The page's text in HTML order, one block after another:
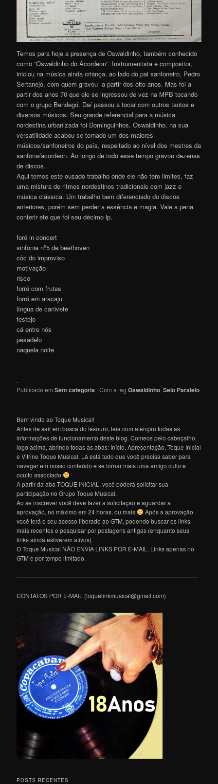
Temos para hoje a presença de Oswaldinho, também conhecido
como “Oswaldinho do Acordeon”. Instrumentista e compositor,
iniciou na música ainda criança, ao lado do pai sanfoneiro, Pedro
Sertanejo, com quem gravou a partir dos oito anos. Mas foi a
partir dos anos 70 que ele se ingressou de vez na MPB tocando
com o grupo Bendegó. Daí passou a tocar com outros tantos e
diversos músicos. Seu grande referencial para a música
nordestina urbanizada foi Dominguinhos. Oswaldinho, na sua
versatilidade acabou se tornado um dos maiores
músicos/sanfoneiros do país, respeitado ao nível dos mestres da
sanfona/acordeon. Ao longo de todo esse tempo gravou dezenas
de discos.
Aqui temos este ousado trabalho onde ele não tem limites, faz
uma mistura de ritmos nordestinos tradicionais com jazz e
música clássica. Um trabalho bem diferenciado do discos
anteriores, porém sem perder a essência e magia. Vale a pena
conferir ete que foi seu décimo lp.
foró in concert
sinfonia nº5 de beethoven
côc do improviso
motivação
risco
forró com frutas
forró em aracaju
língua de canivete
festejo
cá entre nós
pesadelo
naquela noite
.
Publicado em Sem categoria |Com a tagOswaldinho,Selo Paralelo
Bem vindo ao Toque Musical!
Antes de sair em busca do tesouro, leia com atenção todas as
informações de funcionamento deste blog. Comece pelo cabeçalho,
logo acima, abrindo todas as abas: Início, Apresentação, Toque Inicial
e Vitrine Toque Musical. Lá está tudo que você precisa saber para
navegar em nosso conteúdo e se tornar mais uma amigo culto e
oculto associado
A partir da aba TOQUE INICIAL, você poderá solicitar sua
participação no Grupo Toque Musical.
Ao se inscrever você deve fazer a solicitação e aguardar a
aprovação, no máximo em 24 horas, ou mais
Após a aprovação
você terá o seu acesso liberado ao GTM, podendo buscar os links
mais recentes e pesquisar por postagens antigas (enquanto seus
links ainda estiverem ativos).
O Toque Musical NÃO ENVIA LINKS POR E-MAIL. Links apenas no
GTM e por tempo limitado.
———————————————————————————————
CONTATOS POR E-MAIL (toquelinkmusical@gmail.com)
POSTS RECENTES